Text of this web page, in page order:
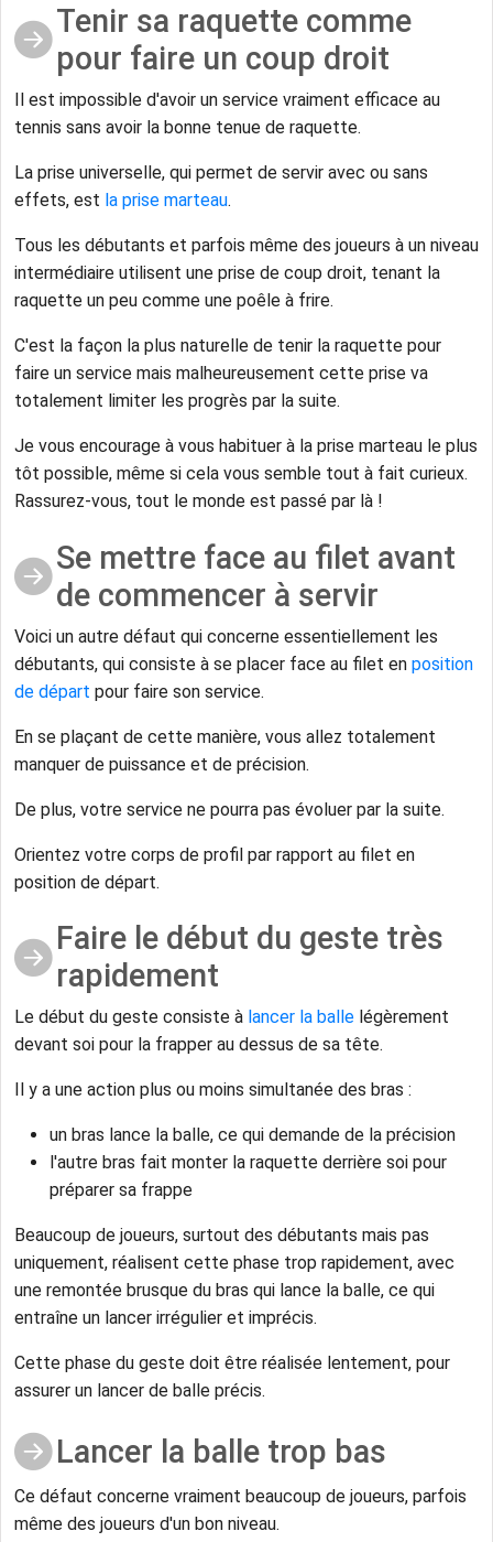
Tenir sa raquette comme
pour faire un coup droit
Il est impossible d'avoir un service vraiment efficace au
tennis sans avoir la bonne tenue de raquette.
La prise universelle, qui permet de servir avec ou sans
effets, est la prise marteau.
Tous les débutants et parfois même des joueurs à un niveau
intermédiaire utilisent une prise de coup droit, tenant la
raquette un peu comme une poêle à frire.
C'est la façon la plus naturelle de tenir la raquette pour
faire un service mais malheureusement cette prise va
totalement limiter les progrès par la suite.
Je vous encourage à vous habituer à la prise marteau le plus
tôt possible, même si cela vous semble tout à fait curieux.
Rassurez-vous, tout le monde est passé par là !
Se mettre face au filet avant
de commencer à servir
Voici un autre défaut qui concerne essentiellement les
débutants, qui consiste à se placer face au filet en position
de départ pour faire son service.
En se plaçant de cette manière, vous allez totalement
manquer de puissance et de précision.
De plus, votre service ne pourra pas évoluer par la suite.
Orientez votre corps de profil par rapport au filet en
position de départ.
Faire le début du geste très
rapidement
Le début du geste consiste à lancer la balle légèrement
devant soi pour la frapper au dessus de sa tête.
Il y a une action plus ou moins simultanée des bras :
un bras lance la balle, ce qui demande de la précision
l'autre bras fait monter la raquette derrière soi pour
préparer sa frappe
Beaucoup de joueurs, surtout des débutants mais pas
uniquement, réalisent cette phase trop rapidement, avec
une remontée brusque du bras qui lance la balle, ce qui
entraîne un lancer irrégulier et imprécis.
Cette phase du geste doit être réalisée lentement, pour
assurer un lancer de balle précis.
Lancer la balle trop bas
Ce défaut concerne vraiment beaucoup de joueurs, parfois
même des joueurs d'un bon niveau.